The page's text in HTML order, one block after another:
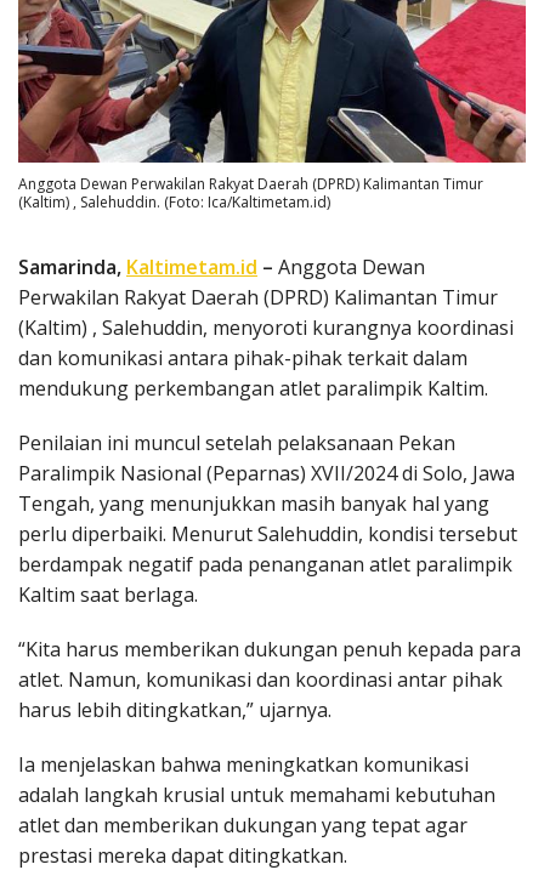
Anggota Dewan Perwakilan Rakyat Daerah (DPRD) Kalimantan Timur
(Kaltim) , Salehuddin. (Foto: Ica/Kaltimetam.id)
Samarinda, Kaltimetam.id – Anggota Dewan
Perwakilan Rakyat Daerah (DPRD) Kalimantan Timur
(Kaltim) , Salehuddin, menyoroti kurangnya koordinasi
dan komunikasi antara pihak-pihak terkait dalam
mendukung perkembangan atlet paralimpik Kaltim.
Penilaian ini muncul setelah pelaksanaan Pekan
Paralimpik Nasional (Peparnas) XVII/2024 di Solo, Jawa
Tengah, yang menunjukkan masih banyak hal yang
perlu diperbaiki. Menurut Salehuddin, kondisi tersebut
berdampak negatif pada penanganan atlet paralimpik
Kaltim saat berlaga.
“Kita harus memberikan dukungan penuh kepada para
atlet. Namun, komunikasi dan koordinasi antar pihak
harus lebih ditingkatkan,” ujarnya.
Ia menjelaskan bahwa meningkatkan komunikasi
adalah langkah krusial untuk memahami kebutuhan
atlet dan memberikan dukungan yang tepat agar
prestasi mereka dapat ditingkatkan.